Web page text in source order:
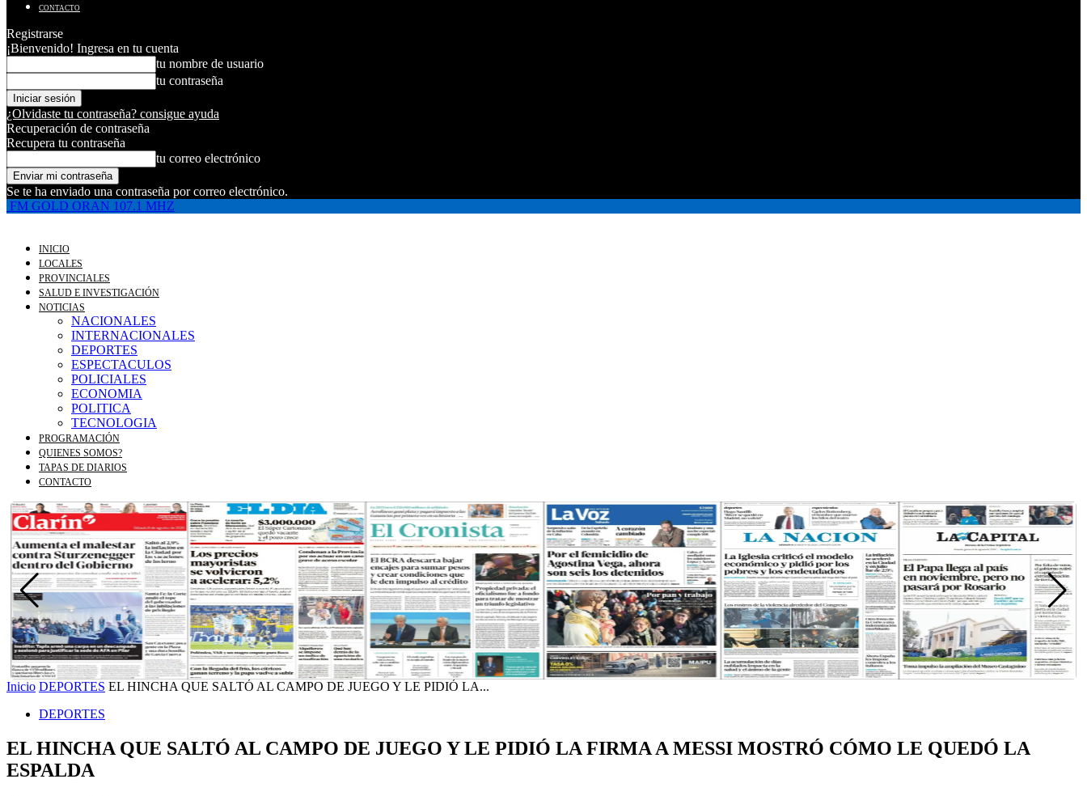
CONTACTO
Registrarse
¡Bienvenido! Ingresa en tu cuenta
tu nombre de usuario
tu contraseña
¿Olvidaste tu contraseña? consigue ayuda
Recuperación de contraseña
Recupera tu contraseña
tu correo electrónico
Se te ha enviado una contraseña por correo electrónico.
FM GOLD ORAN 107.1 MHZ
INICIO
LOCALES
PROVINCIALES
SALUD E INVESTIGACIÓN
NOTICIAS
NACIONALES
INTERNACIONALES
DEPORTES
ESPECTACULOS
POLICIALES
ECONOMIA
POLITICA
TECNOLOGIA
PROGRAMACIÓN
QUIENES SOMOS?
TAPAS DE DIARIOS
CONTACTO
Inicio DEPORTES EL HINCHA QUE SALTÓ AL CAMPO DE JUEGO Y LE PIDIÓ LA...
DEPORTES
EL HINCHA QUE SALTÓ AL CAMPO DE JUEGO Y LE PIDIÓ LA FIRMA A MESSI MOSTRÓ CÓMO LE QUEDÓ LA
ESPALDA